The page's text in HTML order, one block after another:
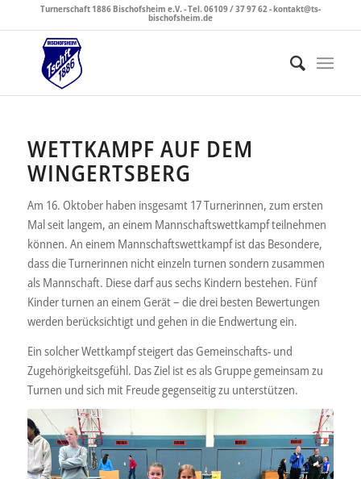
Turnerschaft 1886 Bischofsheim e.V. - Tel. 06109 / 37 97 62 - kontakt@ts-
bischofsheim.de
WETTKAMPF AUF DEM
WINGERTSBERG
Am 16. Oktober haben insgesamt 17 Turnerinnen, zum ersten
Mal seit langem, an einem Mannschaftswettkampf teilnehmen
können. An einem Mannschaftswettkampf ist das Besondere,
dass die Turnerinnen nicht einzeln turnen sondern zusammen
als Mannschaft. Diese darf aus sechs Kindern bestehen. Fünf
Kinder turnen an einem Gerät – die drei besten Bewertungen
werden berücksichtigt und gehen in die Endwertung ein.
Ein solcher Wettkampf steigert das Gemeinschafts- und
Zugehörigkeitsgefühl. Das Ziel ist es als Gruppe gemeinsam zu
Turnen und sich mit Freude gegenseitig zu unterstützen.